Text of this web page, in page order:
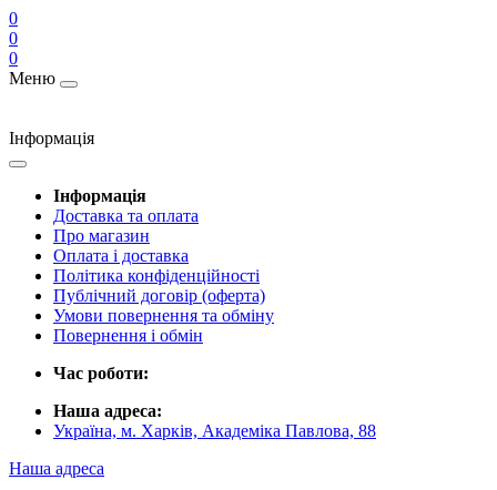
0
0
0
Меню
Інформація
Інформація
Доставка та оплата
Про магазин
Оплата і доставка
Політика конфіденційності
Публічний договір (оферта)
Умови повернення та обміну
Повернення і обмін
Час роботи:
Наша адреса:
Україна, м. Харків, Академіка Павлова, 88
Наша адреса